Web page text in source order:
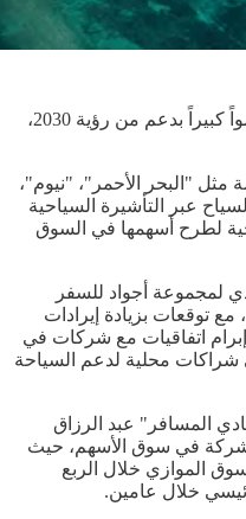
يشهد قطاع السياحة في السعودية نمواً كبيراً بدعم من رؤية 2030،
مثل "البحر الأحمر"، "نيوم"،
عبر التأشيرة السياحية
لطرح أسهمها في السوق
لمجموعة أجواد للسفر
والسياحة، عن نية الطرح بنهاية 2025، مع توقعات بزيادة إيرادات
العام، بعد إبرام اتفاقيات مع شركات في
شراكات محلية لدعم السياحة
المسافر" عبد الرزاق
في سوق الأسهم، حيث
السوق الموازي خلال الربع
خلال عامين.